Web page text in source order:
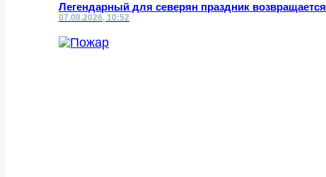
Легендарный для северян праздник возвращается
07.08.2026, 10:52